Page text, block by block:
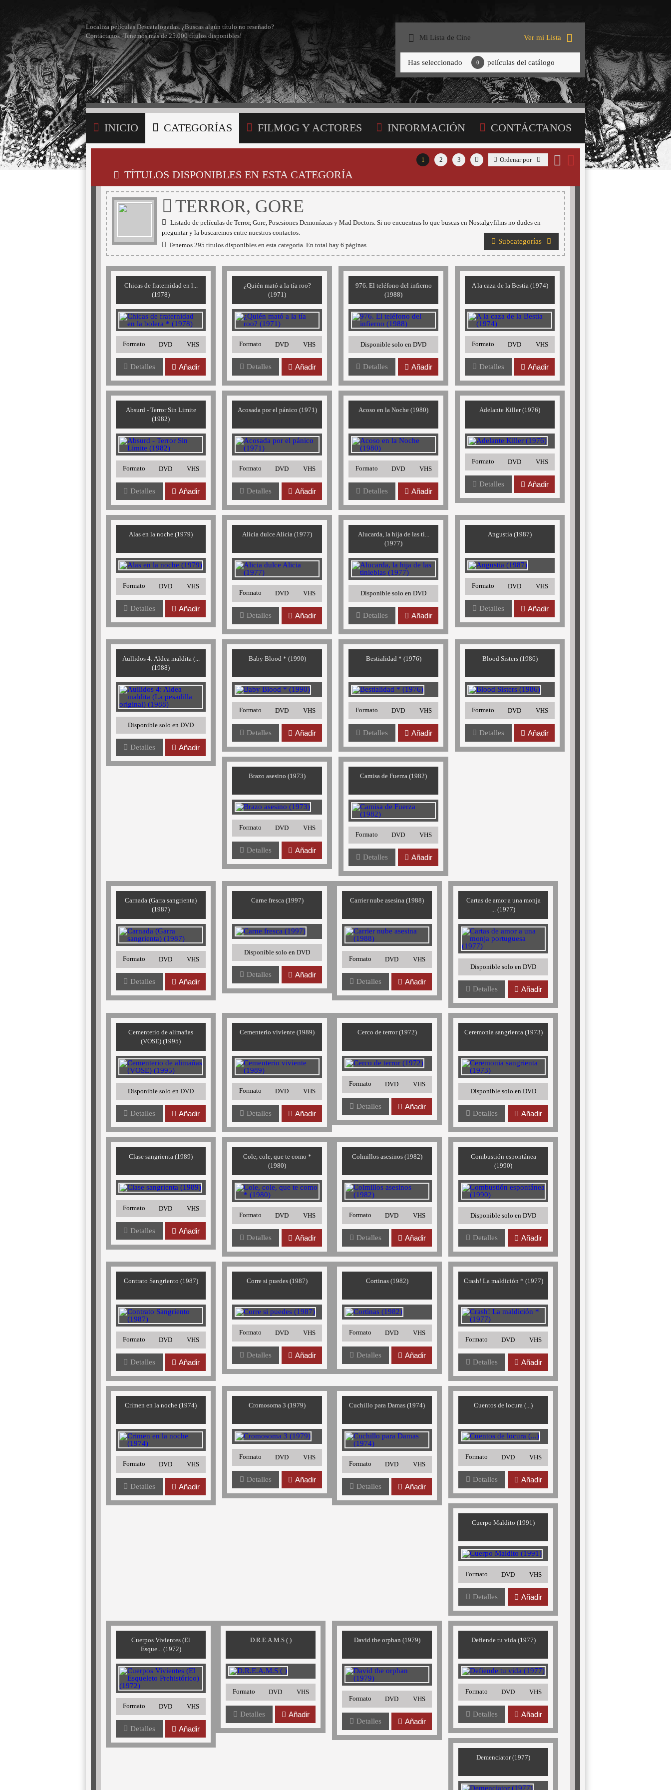
Localiza películas Descatalogadas. ¿Buscas algún título no reseñado?
Contáctanos -Tenemos más de 25.000 títulos disponibles!
Mi Lista de Cine Ver mi Lista
Has seleccionado 0 películas del catálogo
INICIO CATEGORÍAS FILMOG Y ACTORES INFORMACIÓN CONTÁCTANOS
1 2 3 Ordenar por
TÍTULOS DISPONIBLES EN ESTA CATEGORÍA
TERROR, GORE
Listado de películas de Terror, Gore, Posesiones Demoníacas y Mad Doctors. Si no encuentras lo que buscas en Nostalgyfilms no dudes en
preguntar y la buscaremos entre nuestros contactos.
Tenemos 295 títulos disponibles en esta categoría. En total hay 6 páginas
Subcategorías
Chicas de fraternidad en l...
(1978)
Formato DVD VHS
Detalles Añadir
¿Quién mató a la tía roo?
(1971)
Formato DVD VHS
Detalles Añadir
976. El teléfono del infierno
(1988)
Disponible solo en DVD
Detalles Añadir
A la caza de la Bestia (1974)
Formato DVD VHS
Detalles Añadir
Absurd - Terror Sin Limite
(1982)
Formato DVD VHS
Detalles Añadir
Acosada por el pánico (1971)
Formato DVD VHS
Detalles Añadir
Acoso en la Noche (1980)
Formato DVD VHS
Detalles Añadir
Adelante Killer (1976)
Formato DVD VHS
Detalles Añadir
Alas en la noche (1979)
Formato DVD VHS
Detalles Añadir
Alicia dulce Alicia (1977)
Formato DVD VHS
Detalles Añadir
Alucarda, la hija de las ti...
(1977)
Disponible solo en DVD
Detalles Añadir
Angustia (1987)
Formato DVD VHS
Detalles Añadir
Aullidos 4: Aldea maldita (...
(1988)
Disponible solo en DVD
Detalles Añadir
Baby Blood * (1990)
Formato DVD VHS
Detalles Añadir
Bestialidad * (1976)
Formato DVD VHS
Detalles Añadir
Blood Sisters (1986)
Formato DVD VHS
Detalles Añadir
Brazo asesino (1973)
Formato DVD VHS
Detalles Añadir
Camisa de Fuerza (1982)
Formato DVD VHS
Detalles Añadir
Carnada (Garra sangrienta)
(1987)
Formato DVD VHS
Detalles Añadir
Carne fresca (1997)
Disponible solo en DVD
Detalles Añadir
Carrier nube asesina (1988)
Formato DVD VHS
Detalles Añadir
Cartas de amor a una monja
... (1977)
Disponible solo en DVD
Detalles Añadir
Cementerio de alimañas
(VOSE) (1995)
Disponible solo en DVD
Detalles Añadir
Cementerio viviente (1989)
Formato DVD VHS
Detalles Añadir
Cerco de terror (1972)
Formato DVD VHS
Detalles Añadir
Ceremonia sangrienta (1973)
Disponible solo en DVD
Detalles Añadir
Clase sangrienta (1989)
Formato DVD VHS
Detalles Añadir
Cole, cole, que te como *
(1980)
Formato DVD VHS
Detalles Añadir
Colmillos asesinos (1982)
Formato DVD VHS
Detalles Añadir
Combustión espontánea
(1990)
Disponible solo en DVD
Detalles Añadir
Contrato Sangriento (1987)
Formato DVD VHS
Detalles Añadir
Corre si puedes (1987)
Formato DVD VHS
Detalles Añadir
Cortinas (1982)
Formato DVD VHS
Detalles Añadir
Crash! La maldición * (1977)
Formato DVD VHS
Detalles Añadir
Crimen en la noche (1974)
Formato DVD VHS
Detalles Añadir
Cromosoma 3 (1979)
Formato DVD VHS
Detalles Añadir
Cuchillo para Damas (1974)
Formato DVD VHS
Detalles Añadir
Cuentos de locura (...)
Formato DVD VHS
Detalles Añadir
Cuerpo Maldito (1991)
Formato DVD VHS
Detalles Añadir
Cuerpos Vivientes (El
Esque... (1972)
Formato DVD VHS
Detalles Añadir
D.R.E.A.M.S ( )
Formato DVD VHS
Detalles Añadir
David the orphan (1979)
Formato DVD VHS
Detalles Añadir
Defiende tu vida (1977)
Formato DVD VHS
Detalles Añadir
Demenciator (1977)